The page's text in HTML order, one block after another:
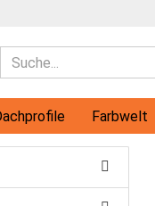
Farbwelt
T-Profile